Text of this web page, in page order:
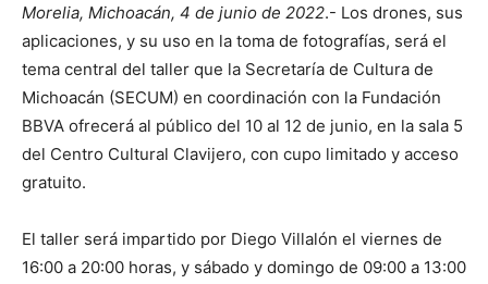
Morelia, Michoacán, 4 de junio de 2022.- Los drones, sus
aplicaciones, y su uso en la toma de fotografías, será el
tema central del taller que la Secretaría de Cultura de
Michoacán (SECUM) en coordinación con la Fundación
BBVA ofrecerá al público del 10 al 12 de junio, en la sala 5
del Centro Cultural Clavijero, con cupo limitado y acceso
gratuito.
El taller será impartido por Diego Villalón el viernes de
16:00 a 20:00 horas, y sábado y domingo de 09:00 a 13:00